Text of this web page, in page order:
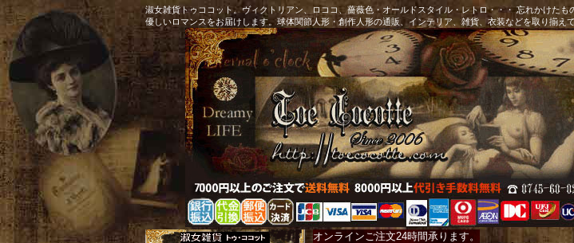
淑女雑貨トゥココット。ヴィクトリアン、ロココ、薔薇色・オールドスタイル・レトロ・・・ 忘れかけた
優しいロマンスをお届けします。球体関節人形・創作人形の通販、インテリア、雑貨、衣装などを取り揃え
オンラインご注文24時間承ります。